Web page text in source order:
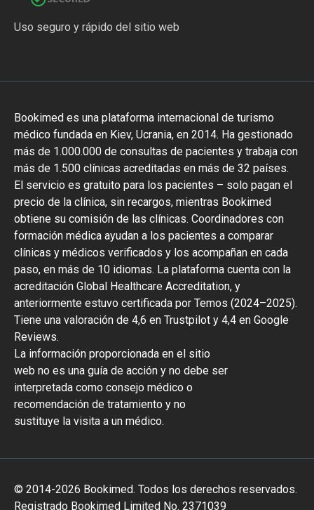
Uso seguro y rápido del sitio web
Bookimed es una plataforma internacional de turismo
médico fundada en Kiev, Ucrania, en 2014. Ha gestionado
más de 1.000.000 de consultas de pacientes y trabaja con
más de 1.500 clínicas acreditadas en más de 32 países.
El servicio es gratuito para los pacientes – solo pagan el
precio de la clínica, sin recargos, mientras Bookimed
obtiene su comisión de las clínicas. Coordinadores con
formación médica ayudan a los pacientes a comparar
clínicas y médicos verificados y los acompañan en cada
paso, en más de 10 idiomas. La plataforma cuenta con la
acreditación Global Healthcare Accreditation, y
anteriormente estuvo certificada por Temos (2024–2025).
Tiene una valoración de 4,6 en Trustpilot y 4,4 en Google
Reviews.
La información proporcionada en el sitio
web no es una guía de acción y no debe ser
interpretada como consejo médico o
recomendación de tratamiento y no
sustituye la visita a un médico.
© 2014-2026 Bookimed. Todos los derechos reservados.
Registrado Bookimed Limited No. 2371039